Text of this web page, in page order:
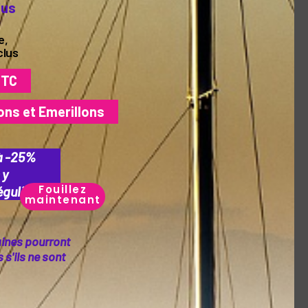
Partager
jours
Service client
Du lundi au vendredi de 9h à 18h
et Emerillons
-25%
pourront
s'ils ne sont
Fouillez
maintenant